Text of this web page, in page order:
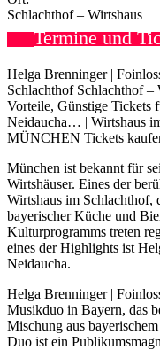
Schlachthof – Wirtshaus
Termine und
Helga Brenninger |
Schlachthof Schlachthof
Vorteile, Günstige Tickets
Neidaucha… | Wirtshaus
MÜNCHEN Tickets
München ist bekannt für
Wirtshäuser. Eines der
Wirtshaus im Schlachthof,
bayerischer Küche und
Kulturprogramms treten
eines der Highlights ist
Neidaucha.
Helga Brenninger |
Musikduo in Bayern, das
Mischung aus
Duo ist ein